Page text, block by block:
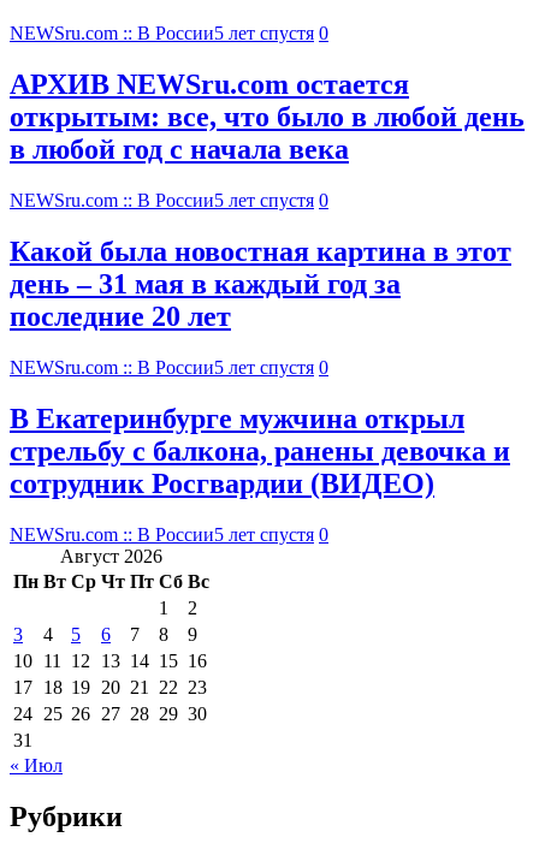
NEWSru.com :: В России5 лет спустя 0
АРХИВ NEWSru.com остается
открытым: все, что было в любой день
в любой год с начала века
NEWSru.com :: В России5 лет спустя 0
Какой была новостная картина в этот
день – 31 мая в каждый год за
последние 20 лет
NEWSru.com :: В России5 лет спустя 0
В Екатеринбурге мужчина открыл
стрельбу с балкона, ранены девочка и
сотрудник Росгвардии (ВИДЕО)
NEWSru.com :: В России5 лет спустя 0
Август 2026
Пн Вт Ср Чт Пт Сб Вс
1
2
3
4 5 6 7 8
9
10 11 12 13 14 15 16
17 18 19 20 21 22 23
24 25 26 27 28 29 30
31
« Июл
Рубрики